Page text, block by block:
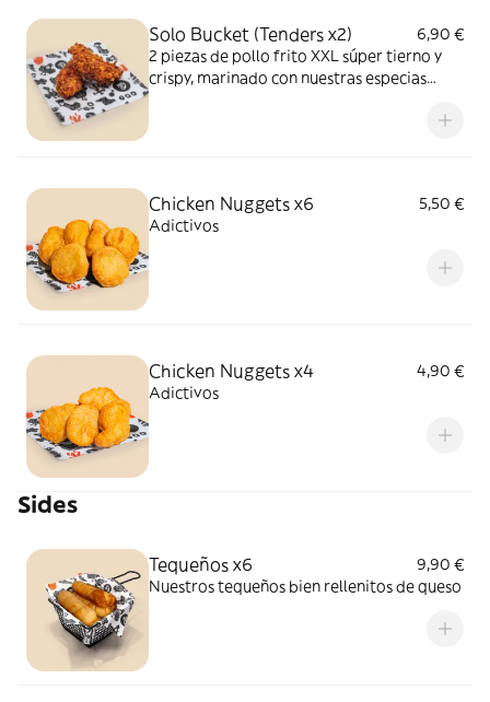
Solo Bucket (Tenders x2)
6,90 €
2 piezas de pollo frito XXL súper tierno y
crispy, marinado con nuestras especias
Chicken Nuggets x6
5,50 €
Adictivos
Chicken Nuggets x4
4,90 €
Adictivos
Sides
Tequeños x6
9,90 €
Nuestros tequeños bien rellenitos de queso